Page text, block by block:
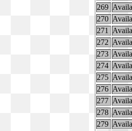
269
270
271
272
273
274
275
276
277
278
279